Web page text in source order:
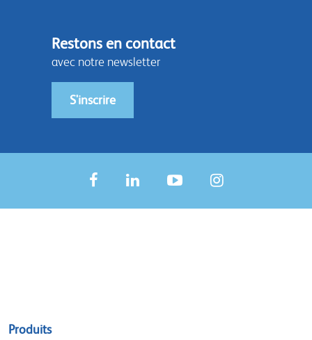
Restons en contact
avec notre newsletter
S'inscrire
Sitemap
Produits